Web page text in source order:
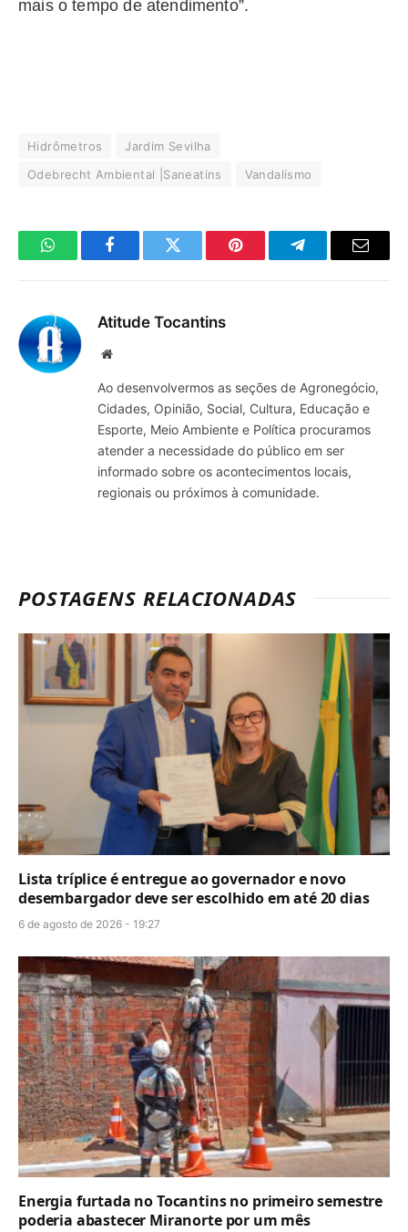
mais o tempo de atendimento”.
Hidrômetros
Jardim Sevilha
Odebrecht Ambiental |Saneatins
Vandalismo
WhatsAppFacebookTwitter Pinterest TelegramaE-
Atitude Tocantins
Site
Ao desenvolvermos as seções de Agronegócio,
Cidades, Opinião, Social, Cultura, Educação e
Esporte, Meio Ambiente e Política procuramos
atender a necessidade do público em ser
informado sobre os acontecimentos locais,
regionais ou próximos à comunidade.
POSTAGENS RELACIONADAS
Lista tríplice é entregue ao governador e novo
desembargador deve ser escolhido em até 20 dias
6 de agosto de 2026 - 19:27
Energia furtada no Tocantins no primeiro semestre
poderia abastecer Miranorte por um mês